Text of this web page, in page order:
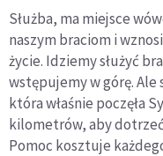
Służba, ma miejsce
naszym braciom i
życie. Idziemy służyć
wstępujemy w górę. Ale
która właśnie poczęła
kilometrów, aby
Pomoc kosztuje